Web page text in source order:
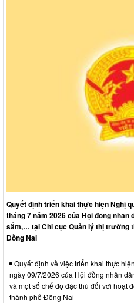
Quyết định triển khai thực hiện Nghị
tháng 7 năm 2026 của Hội đồng nhân
sắm,… tại Chi cục Quản lý thị trường
Đồng Nai
Quyết định về việc triển khai thực
ngày 09/7/2026 của Hội đồng nhân
và một số chế độ đặc thù đối với hoạt
thành phố Đồng Nai